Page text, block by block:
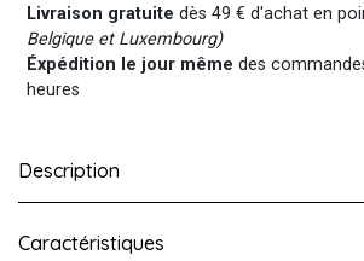
Livraison gratuite dès 49 € d'achat en
Belgique et Luxembourg)
Éxpédition le jour même des
heures
Description
Caractéristiques